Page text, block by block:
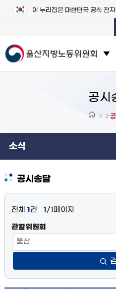
이 누리집은 대한민국 공식 전
관
공시
소식
공시송달
전체 1 건 1 /1페이지
관할위원회